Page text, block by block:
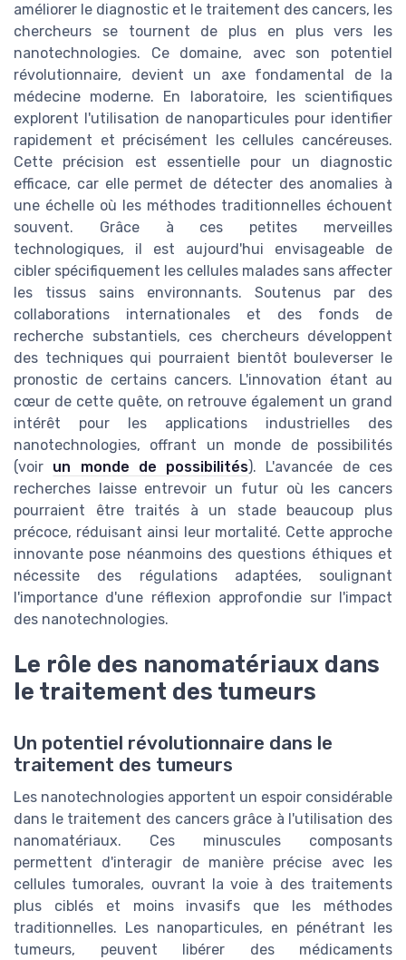
améliorer le diagnostic et le traitement des cancers, les
chercheurs se tournent de plus en plus vers les
nanotechnologies. Ce domaine, avec son potentiel
révolutionnaire, devient un axe fondamental de la
médecine moderne. En laboratoire, les scientifiques
explorent l'utilisation de nanoparticules pour identifier
rapidement et précisément les cellules cancéreuses.
Cette précision est essentielle pour un diagnostic
efficace, car elle permet de détecter des anomalies à
une échelle où les méthodes traditionnelles échouent
souvent. Grâce à ces petites merveilles
technologiques, il est aujourd'hui envisageable de
cibler spécifiquement les cellules malades sans affecter
les tissus sains environnants. Soutenus par des
collaborations internationales et des fonds de
recherche substantiels, ces chercheurs développent
des techniques qui pourraient bientôt bouleverser le
pronostic de certains cancers. L'innovation étant au
cœur de cette quête, on retrouve également un grand
intérêt pour les applications industrielles des
nanotechnologies, offrant un monde de possibilités
(voir un monde de possibilités). L'avancée de ces
recherches laisse entrevoir un futur où les cancers
pourraient être traités à un stade beaucoup plus
précoce, réduisant ainsi leur mortalité. Cette approche
innovante pose néanmoins des questions éthiques et
nécessite des régulations adaptées, soulignant
l'importance d'une réflexion approfondie sur l'impact
des nanotechnologies.
Le rôle des nanomatériaux dans
le traitement des tumeurs
Un potentiel révolutionnaire dans le
traitement des tumeurs
Les nanotechnologies apportent un espoir considérable
dans le traitement des cancers grâce à l'utilisation des
nanomatériaux. Ces minuscules composants
permettent d'interagir de manière précise avec les
cellules tumorales, ouvrant la voie à des traitements
plus ciblés et moins invasifs que les méthodes
traditionnelles. Les nanoparticules, en pénétrant les
tumeurs, peuvent libérer des médicaments